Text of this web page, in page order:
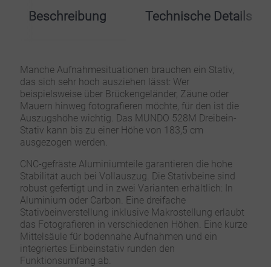
Beschreibung Technische Details
Manche Aufnahmesituationen brauchen ein Stativ,
das sich sehr hoch ausziehen lässt: Wer
beispielsweise über Brückengeländer, Zäune oder
Mauern hinweg fotografieren möchte, für den ist die
Auszugshöhe wichtig. Das MUNDO 528M Dreibein-
Stativ kann bis zu einer Höhe von 183,5 cm
ausgezogen werden.
CNC-gefräste Aluminiumteile garantieren die hohe
Stabilität auch bei Vollauszug. Die Stativbeine sind
robust gefertigt und in zwei Varianten erhältlich: In
Aluminium oder Carbon. Eine dreifache
Stativbeinverstellung inklusive Makrostellung erlaubt
das Fotografieren in verschiedenen Höhen. Eine kurze
Mittelsäule für bodennahe Aufnahmen und ein
integriertes Einbeinstativ runden den
Funktionsumfang ab.